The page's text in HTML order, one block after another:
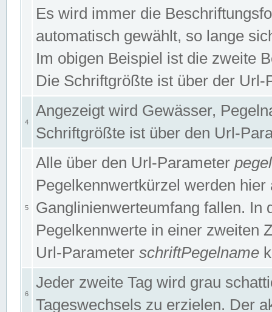
Es wird immer die
automatisch gewählt, so lange
Im obigen Beispiel ist die zweite
Die Schriftgrößte ist über der
4
Angezeigt wird Gewässer,
Schriftgrößte ist über den Url-
5
Alle über den Url-Parameter
Pegelkennwertkürzel werden
Ganglinienwerteumfang fallen. In
Pegelkennwerte in einer zweiten
Url-Parameter schriftPegelname
6
Jeder zweite Tag wird grau
Tageswechsels zu erzielen. Der